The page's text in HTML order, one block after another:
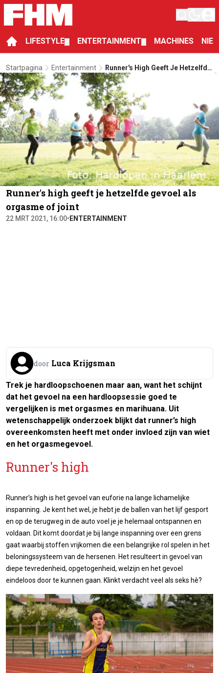
LIFESTYLE ENTERTAINMENT MACHINES
Startpagina Entertainment
Runner's High Geeft Je Hetzelfde
Gevoel Als Orgasme Of Joint
Runner's high geeft je hetzelfde gevoel als
orgasme of joint
22 MRT 2021, 16:00• ENTERTAINMENT
door Luca Krijgsman
Trek je hardloopschoenen maar aan, want het schijnt
dat het gevoel na een hardloopsessie goed te
vergelijken is met orgasmes en marihuana. Uit
wetenschappelijk onderzoek blijkt dat runner’s high
overeenkomsten heeft met onder invloed zijn van wiet
en het orgasmegevoel.
Runner's high
Runner’s high is het gevoel van euforie na lange lichamelijke
inspanning. Je kent het wel, je hebt je de ballen van het lijf gesport
en op de terugweg in de auto voel je je helemaal ontspannen en
voldaan. Dit komt doordat je bij lange inspanning over een grens
gaat waarbij stoffen vrijkomen die een belangrijke rol spelen in het
beloningssysteem van de hersenen. Het resulteert in gevoel van
diepe tevredenheid, opgetogenheid, welzijn en het gevoel
eindeloos door te kunnen gaan. Klinkt verdacht veel als seks hè?